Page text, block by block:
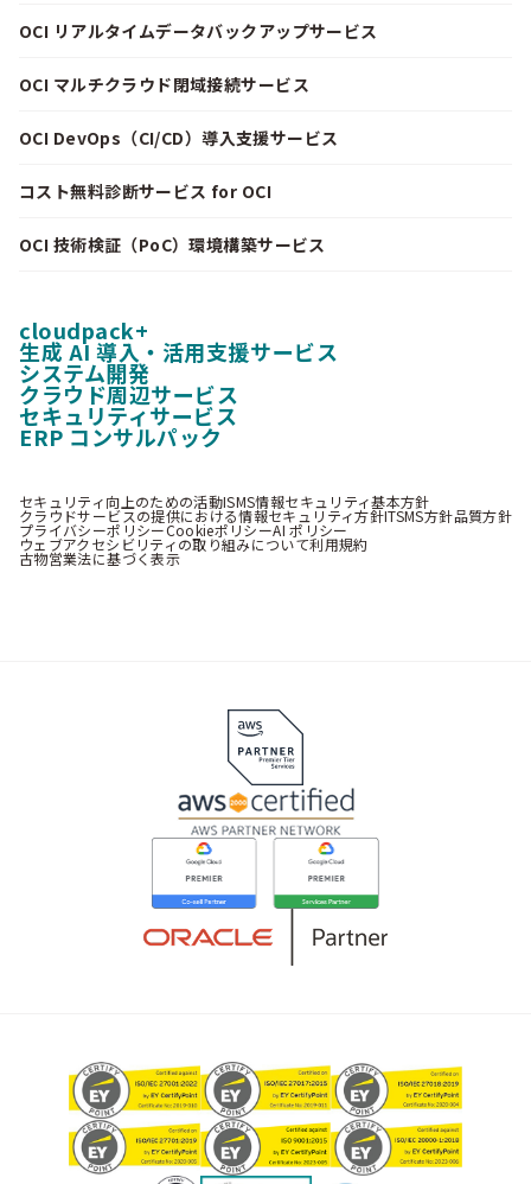
OCI リアルタイムデータバックアップサービス
OCI マルチクラウド閉域接続サービス
OCI DevOps（CI/CD）導入支援サービス
コスト無料診断サービス for OCI
OCI 技術検証（PoC）環境構築サービス
cloudpack+
生成 AI 導入・活用支援サービス
システム開発
クラウド周辺サービス
セキュリティサービス
ERP コンサルパック
セキュリティ向上のための活動ISMS情報セキュリティ基本方針
クラウドサービスの提供における情報セキュリティ方針ITSMS方針品質方針
プライバシーポリシーCookieポリシーAI ポリシー
ウェブアクセシビリティの取り組みについて利用規約
古物営業法に基づく表示